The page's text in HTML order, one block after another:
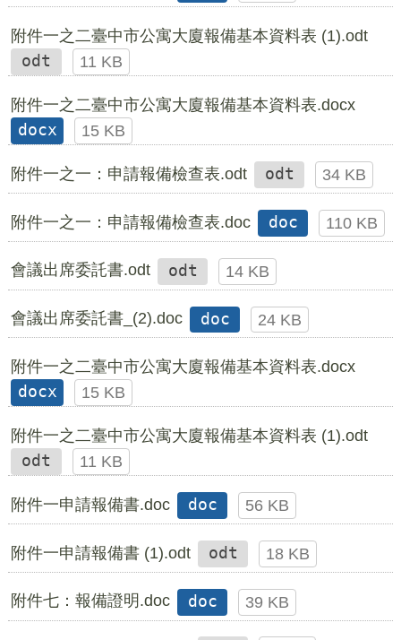
附件一之二臺中市公寓大廈報備基本資料表 (1).odt
odt
11 KB
附件一之二臺中市公寓大廈報備基本資料表.docx
docx
15 KB
附件一之一：申請報備檢查表.odt odt 34 KB
附件一之一：申請報備檢查表.doc doc 110 KB
會議出席委託書.odt odt 14 KB
會議出席委託書_(2).doc doc 24 KB
附件一之二臺中市公寓大廈報備基本資料表.docx
docx
15 KB
附件一之二臺中市公寓大廈報備基本資料表 (1).odt
odt
11 KB
附件一申請報備書.doc doc 56 KB
附件一申請報備書 (1).odt odt 18 KB
附件七：報備證明.doc doc 39 KB